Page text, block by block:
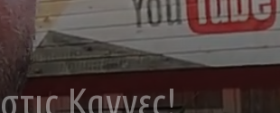
Καννες!